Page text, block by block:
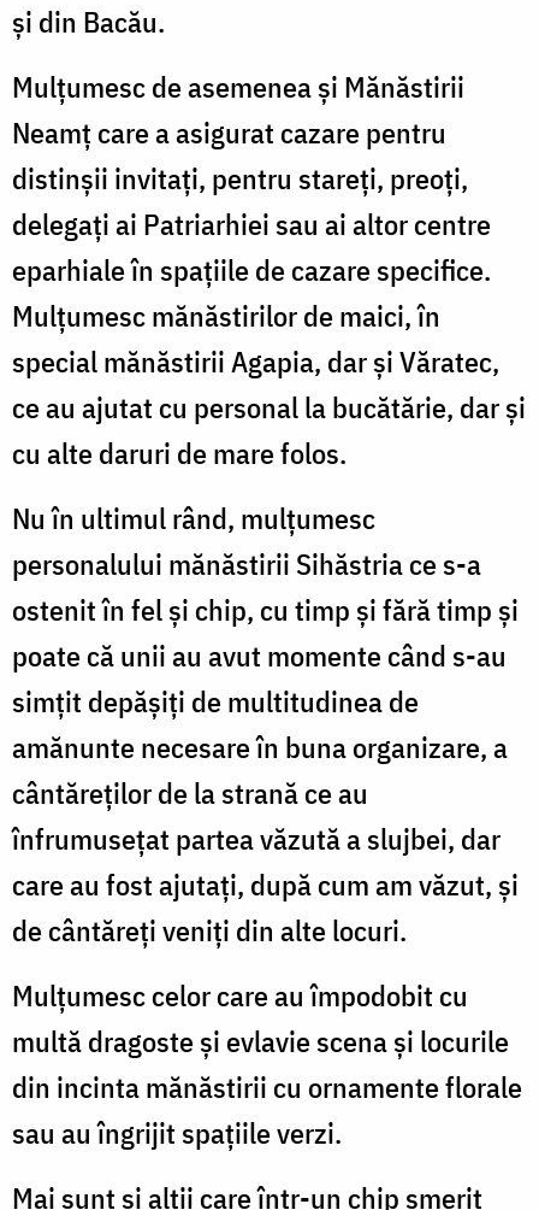
și din Bacău.
Mulțumesc de asemenea și Mănăstirii
Neamț care a asigurat cazare pentru
distinșii invitați, pentru stareți, preoți,
delegați ai Patriarhiei sau ai altor centre
eparhiale în spațiile de cazare specifice.
Mulțumesc mănăstirilor de maici, în
special mănăstirii Agapia, dar și Văratec,
ce au ajutat cu personal la bucătărie, dar și
cu alte daruri de mare folos.
Nu în ultimul rând, mulțumesc
personalului mănăstirii Sihăstria ce s-a
ostenit în fel și chip, cu timp și fără timp și
poate că unii au avut momente când s-au
simțit depășiți de multitudinea de
amănunte necesare în buna organizare, a
cântăreților de la strană ce au
înfrumusețat partea văzută a slujbei, dar
care au fost ajutați, după cum am văzut, și
de cântăreți veniți din alte locuri.
Mulțumesc celor care au împodobit cu
multă dragoste și evlavie scena și locurile
din incinta mănăstirii cu ornamente florale
sau au îngrijit spațiile verzi.
Mai sunt și alții care într-un chip smerit